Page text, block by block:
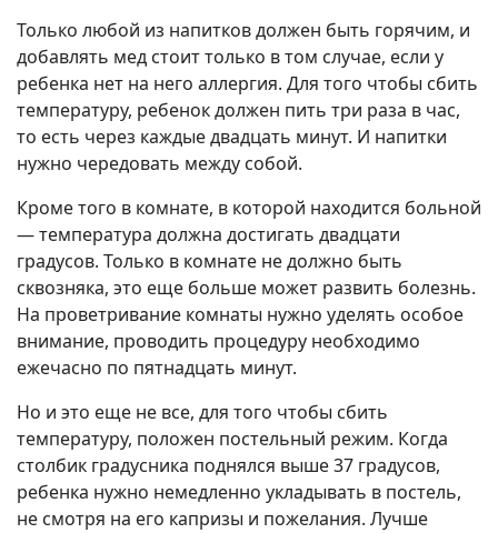
Только любой из напитков должен быть горячим, и
добавлять мед стоит только в том случае, если у
ребенка нет на него аллергия. Для того чтобы сбить
температуру, ребенок должен пить три раза в час,
то есть через каждые двадцать минут. И напитки
нужно чередовать между собой.
Кроме того в комнате, в которой находится больной
— температура должна достигать двадцати
градусов. Только в комнате не должно быть
сквозняка, это еще больше может развить болезнь.
На проветривание комнаты нужно уделять особое
внимание, проводить процедуру необходимо
ежечасно по пятнадцать минут.
Но и это еще не все, для того чтобы сбить
температуру, положен постельный режим. Когда
столбик градусника поднялся выше 37 градусов,
ребенка нужно немедленно укладывать в постель,
не смотря на его капризы и пожелания. Лучше